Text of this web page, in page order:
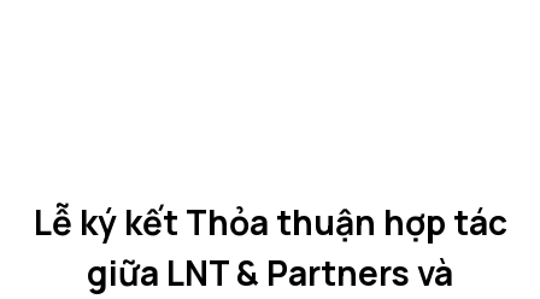
Lễ ký kết Thỏa thuận hợp tác
giữa LNT & Partners và